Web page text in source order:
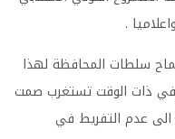
.
سلطات المحافظة لهذا
وفي ذات الوقت تستغرب صمت
عدم التفريط في